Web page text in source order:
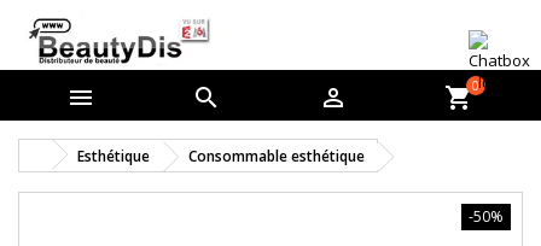
   shopping_cart0
Esthétique Consommable esthétique
-50%